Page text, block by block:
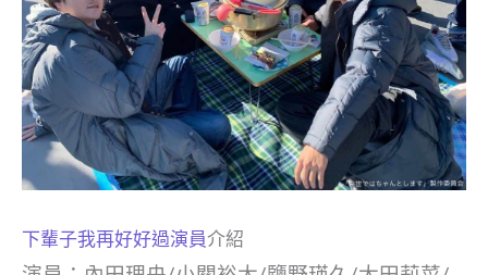
下輩子我再好好過演員介紹